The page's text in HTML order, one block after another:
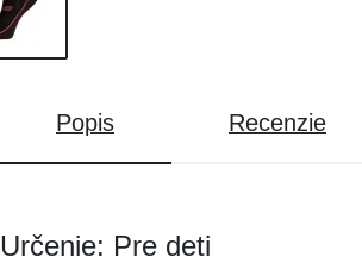
Popis Recenzie
Určenie: Pre deti